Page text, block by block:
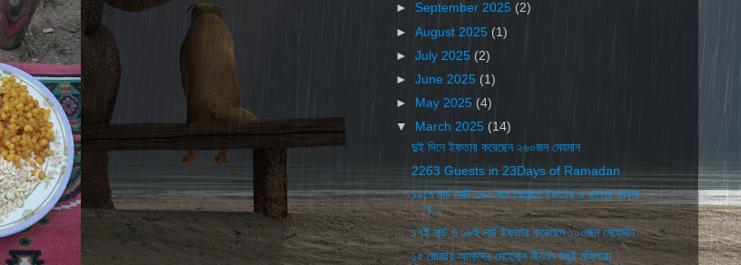
► September 2025 (2)
►August 2025 (1)
►July 2025 (2)
►June 2025 (1)
►
May 2025 (4)
▼
March 2025 (14)
দুই দিনে ইফতার করেছেন ২৬০জন মেহমান
2263 Guests in 23Days of Ramadan
১৯শে মার্চ মোট ১৯০ জন মেহমান ইফতার ও রাতের খাবার
খ...
১৭ই মার্চ ও ১৮ই মার্চ ইফতার করেছেন ১০০জন মেহেমান
১৫ রোজায় আমাদের মেহেমান ছিলেন শুধুই মহিলারা